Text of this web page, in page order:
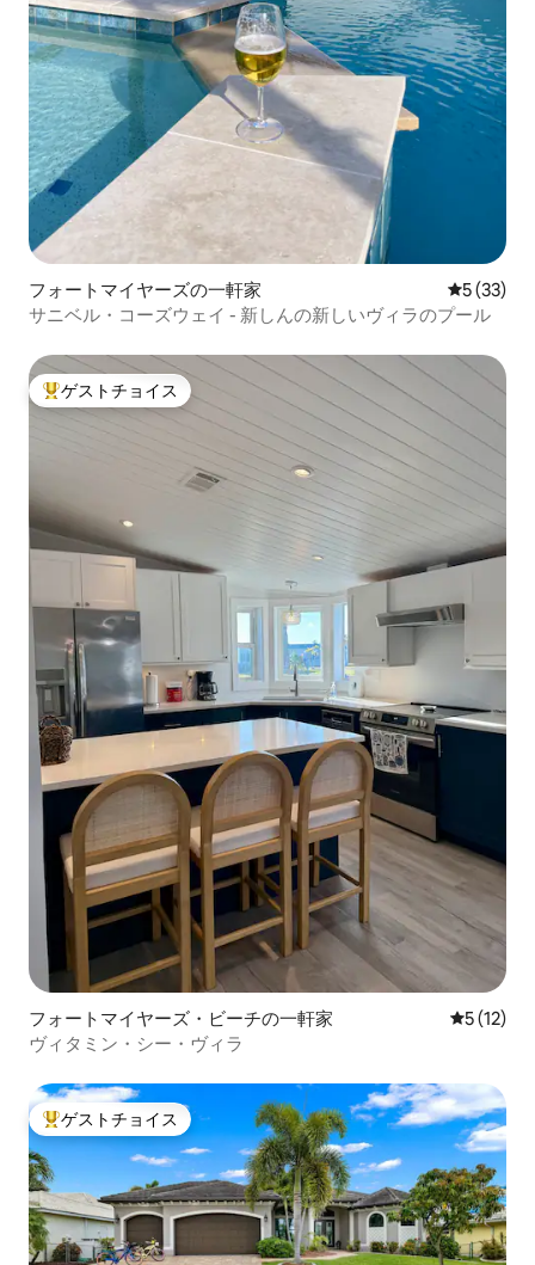
フォートマイヤーズの一軒家 レビュー
5 (33)
サニベル・コーズウェイ - 新しんの新しいヴィラのプール
大好評のゲストチョイスです。
ゲストチョイス
フォートマイヤーズ・ビーチの一軒家 レビュー
5 (12)
ヴィタミン・シー・ヴィラ
大好評のゲストチョイスです。
ゲストチョイス